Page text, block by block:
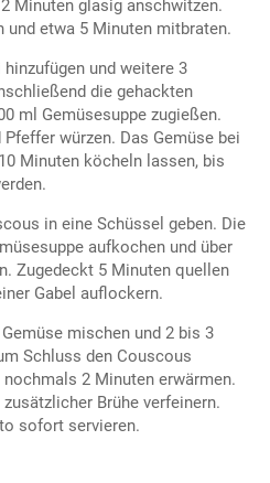
Minuten glasig anschwitzen.
und etwa 5 Minuten mitbraten.
und weitere 3
die gehackten
ml Gemüsesuppe zugießen.
würzen. Das Gemüse bei
Minuten köcheln lassen, bis
in eine Schüssel geben. Die
aufkochen und über
Zugedeckt 5 Minuten quellen
Gabel auflockern.
mischen und 2 bis 3
Schluss den Couscous
2 Minuten erwärmen.
Brühe verfeinern.
sofort servieren.